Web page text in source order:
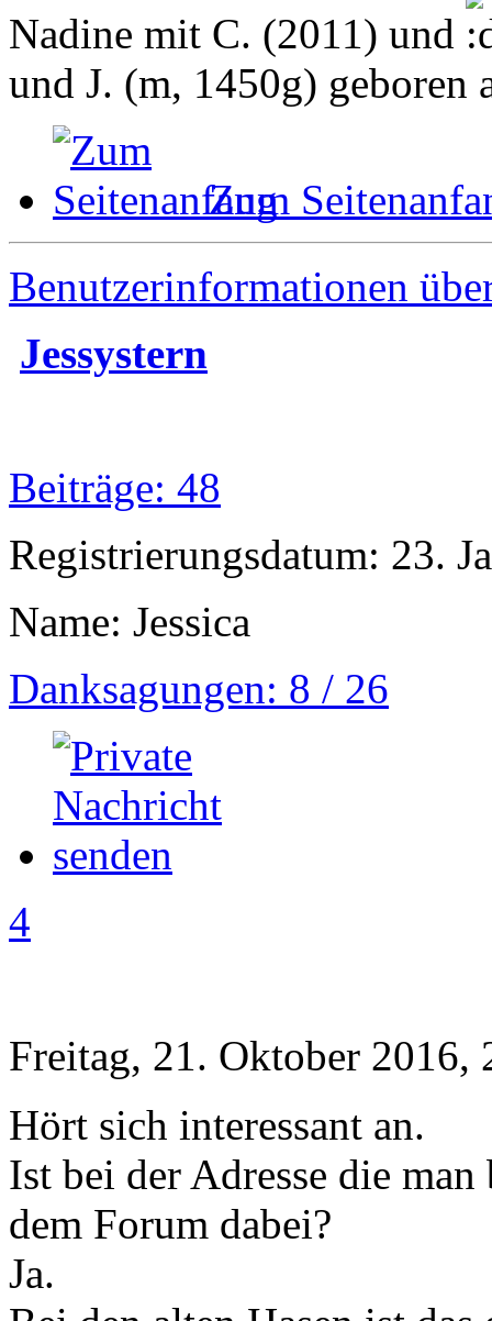
Nadine mit C. (2011) und
und J. (m, 1450g) geboren
Zum
Benutzerinformationen
Jessystern
Beiträge: 48
Registrierungsdatum: 23.
Name: Jessica
Danksagungen: 8 / 26
4
Freitag, 21. Oktober 2016,
Hört sich interessant an.
Ist bei der Adresse die
dem Forum dabei?
Ja.